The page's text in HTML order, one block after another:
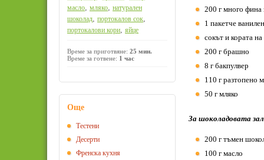
200 г много фина
1 пакетче
сокът и кората
200 г брашно
8 г бакпулвер
110 г разтопено
50 г мляко
За шоколадовата
200 г тъмен
100 г масло
масло, мляко, натурален
шоколад, портокалов сок,
портокалови кори, яйце
Време за приготвяне: 25 мин.
Време за готвене: 1 час
Още
Тестени
Десерти
Френска кухня